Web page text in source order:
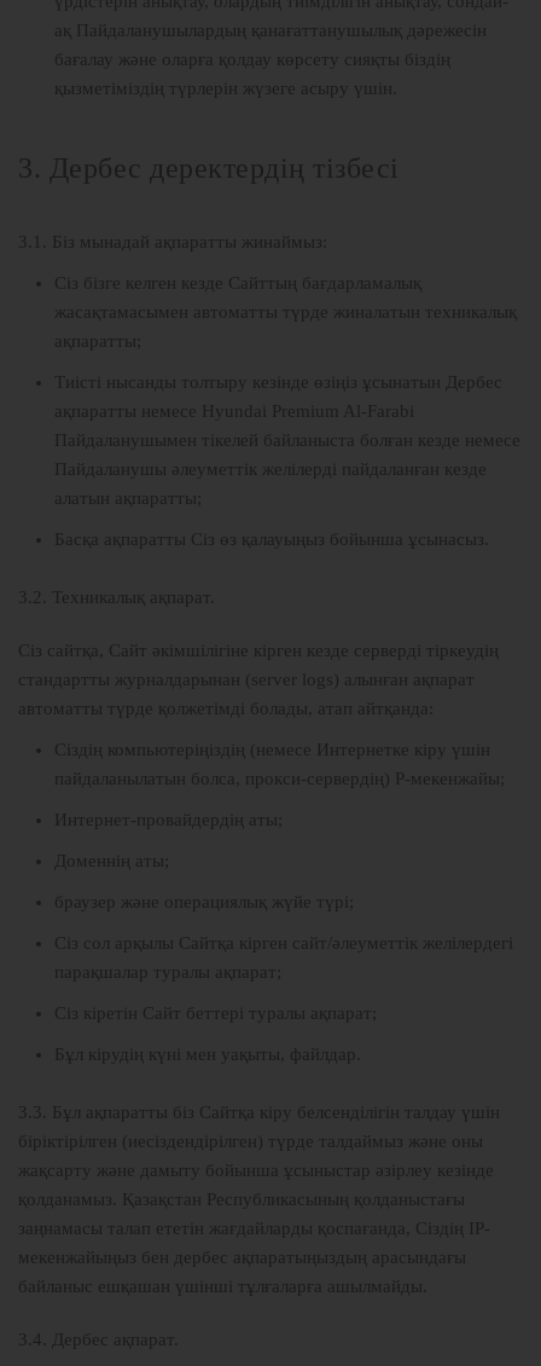
ақ Пайдаланушылардың қанағаттанушылық дәрежесін
бағалау және оларға қолдау көрсету сияқты біздің
қызметіміздің түрлерін жүзеге асыру үшін.
3. Дербес деректердің тізбесі
3.1. Біз мынадай ақпаратты жинаймыз:
Сіз бізге келген кезде Сайттың бағдарламалық
жасақтамасымен автоматты түрде жиналатын техникалық
ақпаратты;
Тиісті нысанды толтыру кезінде өзіңіз ұсынатын Дербес
ақпаратты немесе Hyundai Premium Al-Farabi
Пайдаланушымен тікелей байланыста болған кезде немесе
Пайдаланушы әлеуметтік желілерді пайдаланған кезде
алатын ақпаратты;
Басқа ақпаратты Сіз өз қалауыңыз бойынша ұсынасыз.
3.2. Техникалық ақпарат.
Сіз сайтқа, Сайт әкімшілігіне кірген кезде серверді тіркеудің
стандартты журналдарынан (server logs) алынған ақпарат
автоматты түрде қолжетімді болады, атап айтқанда:
Сіздің компьютеріңіздің (немесе Интернетке кіру үшін
пайдаланылатын болса, прокси-сервердің) P-мекенжайы;
Интернет-провайдердің аты;
Доменнің аты;
браузер және операциялық жүйе түрі;
Сіз сол арқылы Сайтқа кірген сайт/әлеуметтік желілердегі
парақшалар туралы ақпарат;
Сіз кіретін Сайт беттері туралы ақпарат;
Бұл кірудің күні мен уақыты, файлдар.
3.3. Бұл ақпаратты біз Сайтқа кіру белсенділігін талдау үшін
біріктірілген (иесіздендірілген) түрде талдаймыз және оны
жақсарту және дамыту бойынша ұсыныстар әзірлеу кезінде
қолданамыз. Қазақстан Республикасының қолданыстағы
заңнамасы талап ететін жағдайларды қоспағанда, Сіздің IP-
мекенжайыңыз бен дербес ақпаратыңыздың арасындағы
байланыс ешқашан үшінші тұлғаларға ашылмайды.
3.4. Дербес ақпарат.